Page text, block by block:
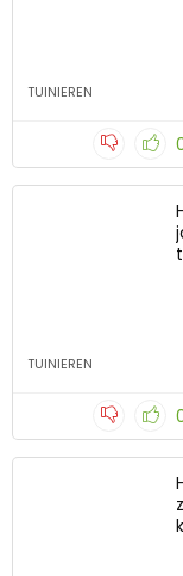
TUINIEREN
TUINIEREN